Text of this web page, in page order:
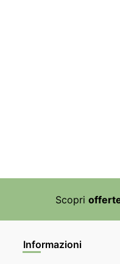
Scopri
Informazioni